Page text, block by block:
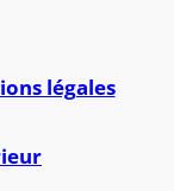
légales